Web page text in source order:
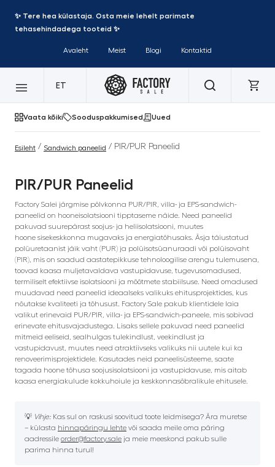
✨ Tere hea külastaja. Osta meie lehelt parimate
tehasehindadega tooteid ✨
Avaleht Meist Blogi Kontaktid
ET
Vaata kõiki Sooduspakkumised Uued
Esileht / Sandwich paneelid / PIR/PUR Paneelid
PIR/PUR Paneelid
Factory Salei järgmise põlvkonna PUR/PIR, villa- ja EPS-sandwich-
paneelid on hooneisolatsiooni tipptaseme näide. Need paneelid
pakuvad suurepärast soojus- ja heliisolatsiooni, muutes
hoone sisekeskkonna mugavaks ja energiatõhusaks. Äsja täiustatud
polüuretaanist jäik vaht (PUR) ja polüisotsüanuraadi või polüisovaht
(PIR), mis on saadud aastatepikkuse tehnoloogilise arengu tulemusena,
toovad kaasa muljetavaldava vastupidavuse, tugevusomadused,
termiliselt efektiivse isolatsiooni ja mõõtmete stabiilsuse. Need omadused
muudavad need paneelid ideaalseks valikuks ehitusprojektides, kus
nõutakse kvaliteeti ja tõhusust. Factory Sale pakub klientidele laia
valikut erinevaid PUR/PIR, villa- ja EPS-sandwich-paneele, mis sobivad
erinevate ehitusvajadustega. Lisaks sellele pakuvad need paneelid
mitmeid eeliseid, sealhulgas tulekindlust, veekindlust ja
vastupidavust, muutes need atraktiivseks valikuks nii uutele kui ka
renoveerimisprojektidele. Kasutades neid paneelisüsteeme, saate
tagada hoone tõhusa soojusisolatsiooni ja vastupidavuse, mis aitab
kaasa energiakulude kokkuhoiule ja keskkonnasõbralikule ehitusele.
💡 Vihje: Kas sul on raskusi soovitud toote leidmisega? Ära muretse
– külasta hinnapäringu lehte või saada meile oma päring
aadressile order@factory.sale ja meie meeskond pakub sulle
parima hinna turul!